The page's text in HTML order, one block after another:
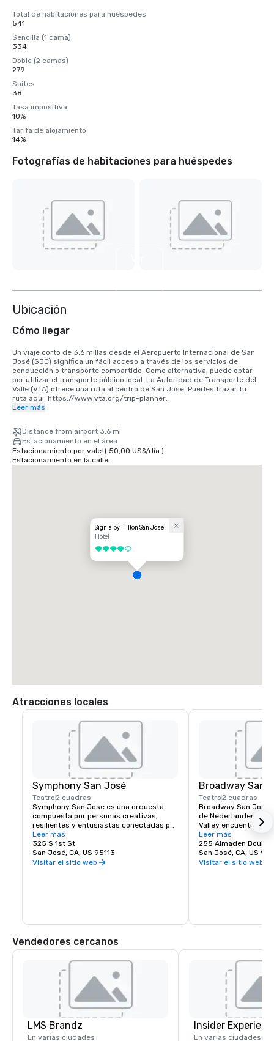
Total de habitaciones para huéspedes
541
Sencilla (1 cama)
334
Doble (2 camas)
279
Suites
38
Tasa impositiva
10%
Tarifa de alojamiento
14%
Fotografías de habitaciones para huéspedes
Ubicación
Cómo llegar
Un viaje corto de 3.6 millas desde el Aeropuerto Internacional de San
José (SJC) significa un fácil acceso a través de los servicios de
conducción o transporte compartido. Como alternativa, puede optar
por utilizar el transporte público local. La Autoridad de Transporte del
Valle (VTA) ofrece una ruta al centro de San José. Puedes trazar tu
ruta aquí: https://www.vta.org/trip-planner
mejor opción es hacer el viaje de 40 minutos en coche hacia el sur o
utilizar un servicio de transporte compartido. Alternativamente, puede
usar el tren a través de BART y Caltrain. https://www.bart.gov y
https://www.caltrain.com
Leer más
Distance from airport 3.6 mi
Estacionamiento en el área
Estacionamiento por valet( 50,00 US$/día )
Estacionamiento en la calle
Signia by Hilton San Jose
Hotel
4 de 5
Atracciones locales
Symphony San José
Teatro2 cuadras
Symphony San Jose es una orquesta
compuesta por personas creativas,
resilientes y entusiastas conectadas por
el amor a la música. Es un orgullo llamar
hogar a San José y abrazar la cultura
innovadora y diversa de nuestra
comunidad al reflejar este mismo
programas educativos y comunitarios.
Leer más
325 S 1st St
San José, CA, US 95113
Visitar el sitio web
Broadway San
Teatro2 cuadras
Broadway San
de Nederlander, es
Valley encuentra la
Broadway de Nueva
aquí o visite San
José tiene los
ver.
Leer más
255 Almaden
San José, CA, US
Visitar el sitio web
Vendedores cercanos
LMS Brandz
En varias ciudades
Insider
En varias ciudades